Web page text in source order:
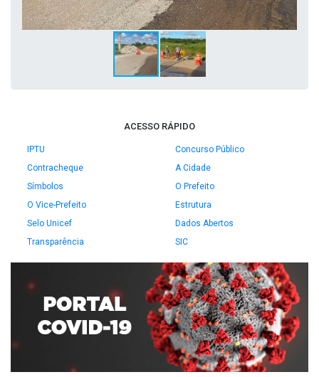
ACESSO RÁPIDO
IPTU
Concurso Público
Contracheque
A Cidade
Símbolos
O Prefeito
O Vice-Prefeito
Estrutura
Selo Unicef
Dados Abertos
Transparência
SIC